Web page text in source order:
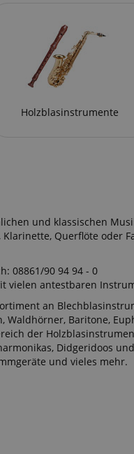
Holzblasinstrumente
und klassischen
Querflöte oder
08861/90 94 94 - 0
vielen antestbaren
an
Waldhörner, Baritone,
der
Didgeridoos
und vieles mehr.